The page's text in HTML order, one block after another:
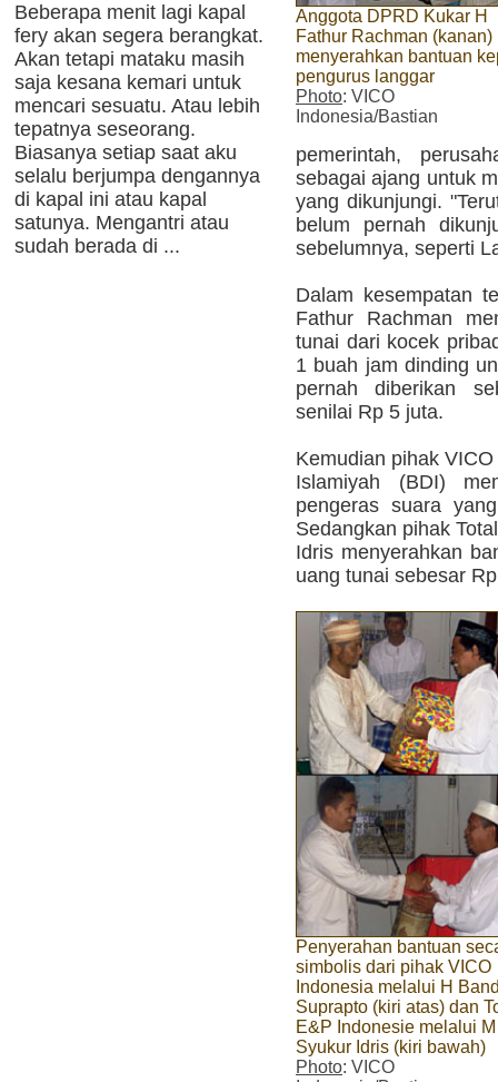
Beberapa menit lagi kapal
fery akan segera berangkat.
Akan tetapi mataku masih
saja kesana kemari untuk
mencari sesuatu. Atau lebih
tepatnya seseorang.
Biasanya setiap saat aku
selalu berjumpa dengannya
di kapal ini atau kapal
satunya. Mengantri atau
sudah berada di ...
Anggota DPRD Kukar H
Fathur Rachman (kanan)
menyerahkan bantuan
pengurus langgar
Photo: VICO
Indonesia/Bastian
pemerintah,
sebagai ajang untuk
yang dikunjungi.
belum pernah
sebelumnya, seperti
Dalam kesempatan
Fathur Rachman
tunai dari kocek
1 buah jam dinding
pernah diberikan
senilai Rp 5 juta.
Kemudian pihak
Islamiyah (BDI)
pengeras suara
Sedangkan pihak
Idris menyerahkan
uang tunai sebesar
Penyerahan bantuan
simbolis dari pihak VICO
Indonesia melalui H
Suprapto (kiri atas) dan
E&P Indonesie melalui M
Syukur Idris (kiri bawah)
Photo: VICO